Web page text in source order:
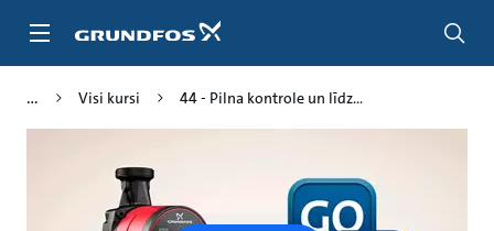
Visi kursi 44 - Pilna kontrole un līdz...